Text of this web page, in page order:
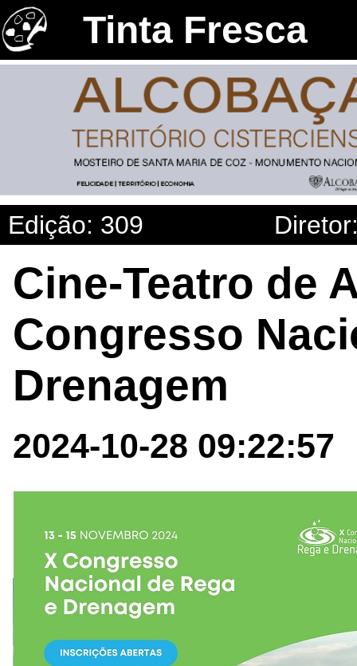
Tinta Fresca
Edição: 309
Cine-Teatro de
Congresso
Drenagem
2024-10-28 09:22:57